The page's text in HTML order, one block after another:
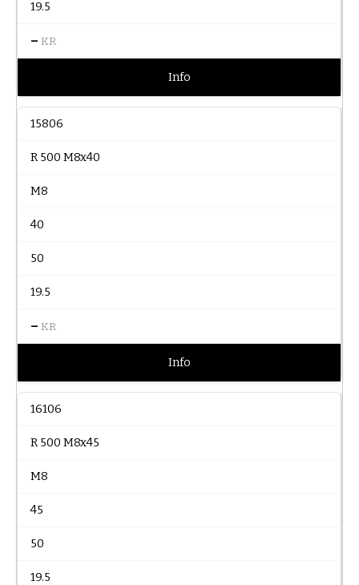
19.5
– KR
Info
15806
R 500 M8x40
M8
40
50
19.5
– KR
Info
16106
R 500 M8x45
M8
45
50
19.5